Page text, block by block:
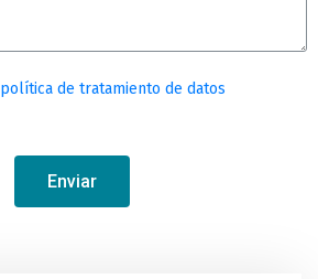
política de tratamiento de datos
Enviar